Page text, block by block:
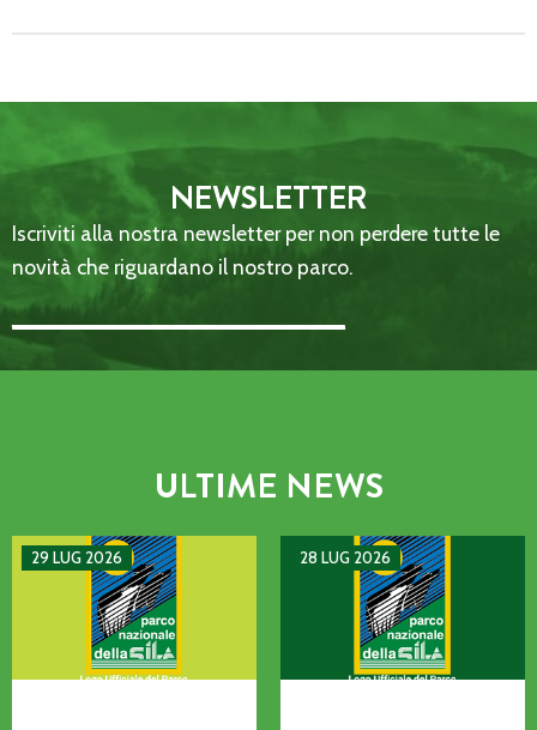
NEWSLETTER
Iscriviti alla nostra newsletter per non perdere tutte le
novità che riguardano il nostro parco.
Email Address::: (required)
ULTIME NEWS
29 LUG 2026
AVVISO DI GUASTO SULLA LINEA TELEFONICA DELL’ENTE
28 LUG 2026
MANIFESTAZIONE DI